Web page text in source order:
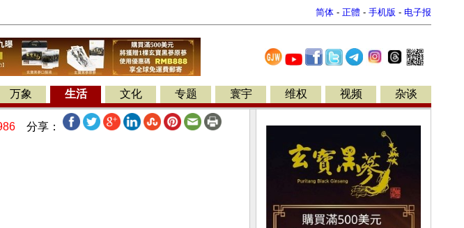
简体 - 正體 - 手机版 - 电子报
万象 生活 文化 专题 寰宇 维权 视频 杂谈
分享：